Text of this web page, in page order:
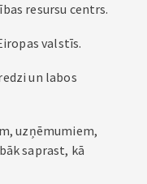
resursu centrs.
valstīs.
un labos
uzņēmumiem,
saprast, kā